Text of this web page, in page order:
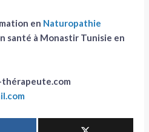
en Naturopathie
santé à Monastir Tunisie en